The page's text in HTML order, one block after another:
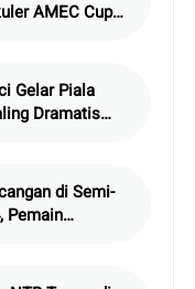
AMEC Cup
Gelar Piala
Dramatis
di Semi-
Pemain